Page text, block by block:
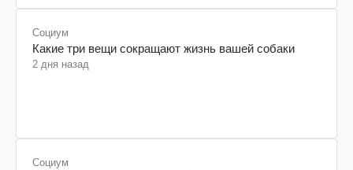
Социум
Какие три вещи сокращают жизнь вашей собаки
2 дня назад
Социум